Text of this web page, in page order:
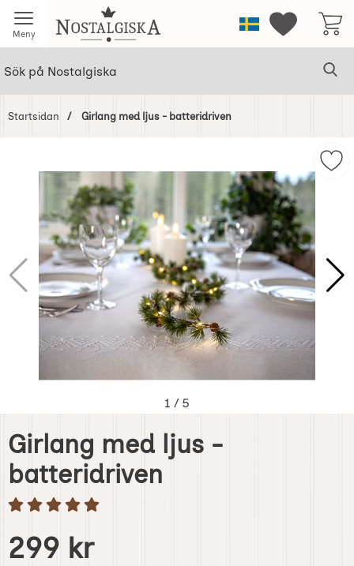
Meny Startsidan för NostalgiskaSverigeMina
Startsidan Girlang med ljus - batteridriven
1 / 5
Girlang med ljus -
batteridriven
Handla denna produkt Girlang med ljus - batteridriven
pris
299 kr